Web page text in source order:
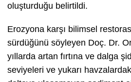
oluşturduğu belirtildi.
Erozyona karşı bilimsel
sürdüğünü söyleyen Doç. Dr.
yıllarda artan fırtına ve dalga
seviyeleri ve yukarı